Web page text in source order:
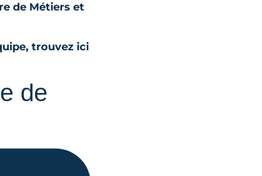
de Métiers et
trouvez ici
de